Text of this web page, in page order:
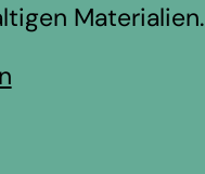
Materialien.